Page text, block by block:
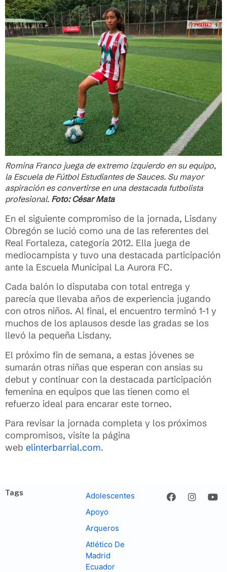
Romina Franco juega de extremo izquierdo en su equipo,
la Escuela de Fútbol Estudiantes de Sauces. Su mayor
aspiración es convertirse en una destacada futbolista
profesional. Foto: César Mata
En el siguiente compromiso de la jornada, Lisdany
Obregón se lució como una de las referentes del
Real Fortaleza, categoría 2012. Ella juega de
mediocampista y tuvo una destacada participación
ante la Escuela Municipal La Aurora FC.
Cada balón lo disputaba con total entrega y
parecía que llevaba años de experiencia jugando
con otros niños. Al final, el encuentro terminó 1-1 y
muchos de los aplausos desde las gradas se los
llevó la pequeña Lisdany.
El próximo fin de semana, a estas jóvenes se
sumarán otras niñas que esperan con ansias su
debut y continuar con la destacada participación
femenina en equipos que las tienen como el
refuerzo ideal para encarar este torneo.
Para revisar la jornada completa y los próximos
compromisos, visite la página
web elinterbarrial.com.
Tags
Adolescentes
Apoyo
Arqueros
Atlético De
Madrid
Ecuador